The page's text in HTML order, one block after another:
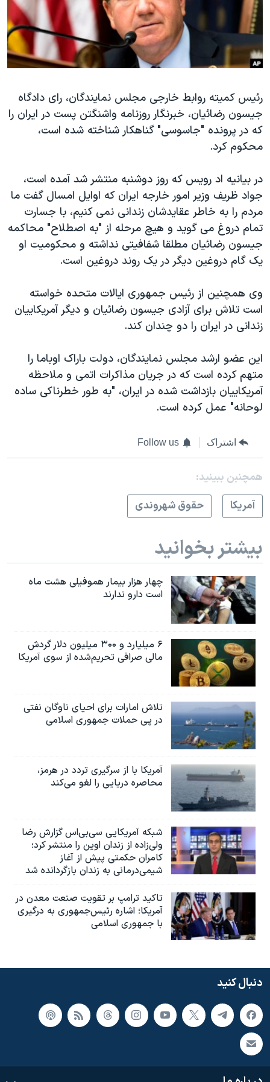
فرهنگ و زندگی
حقوق شهروندی
اسرائیل در جنگ
گالری عکس
آرشیو پخش زنده
مستندها
انتخابات ریاست جمهوری آمریکا ۲۰۲۴
حمله جمهوری اسلامی به اسرائیل
ورزش زنان در ایران
اعتراضات زن، زندگی، آزادی
مجموعه مستندهای دادخواهی
دادگاه حمید نوری
چهل سال گروگان‌گیری
قانون شفافیت دارائی کادر رهبری ایران
اعتراضات مردمی آبان ۹۸
نرگس محمدی برنده جایزه نوبل صلح
همایش محافظه‌کاران آمریکا «سی‌پک»
سفر پرزیدنت ترامپ به چین
دنبال کنید
زبانهای مختلف
رئیس کمیته روابط خارجی مجلس نمایندگان، رای دادگاه
جیسون رضائیان، خبرنگار روزنامه واشنگتن پست در ایران را
که در پرونده "جاسوسی" گناهکار شناخته شده است،
محکوم کرد.
در بیانیه اد رویس که روز دوشنبه منتشر شد آمده است،
جواد ظریف وزیر امور خارجه ایران که اوایل امسال گفت ما
مردم را به خاطر عقایدشان زندانی نمی کنیم، با جسارت
تمام دروغ می گوید و هیچ مرحله از "به اصطلاح" محاکمه
جیسون رضائیان مطلقا شفافیتی نداشته و محکومیت او
یک گام دروغین دیگر در یک روند دروغین است.
​وی همچنین از رئیس جمهوری ایالات متحده خواسته
است تلاش برای آزادی جیسون رضائیان و دیگر آمریکاییان
زندانی در ایران را دو چندان کند.
این عضو ارشد مجلس نمایندگان، دولت باراک اوباما را
متهم کرده است که در جریان مذاکرات اتمی و ملاحظه
آمریکاییان بازداشت شده در ایران، "به طور خطرناکی ساده
لوحانه" عمل کرده است.
اشتراک Follow us
همچنبن ببینید:
آمريکا
حقوق شهروندی
بیشتر بخوانید
چهار هزار بیمار هموفیلی هشت ماه
است دارو ندارند
۶ میلیارد و ۳۰۰ میلیون دلار گردش
مالی صرافی تحریم‌شده از سوی آمریکا
تلاش امارات برای احیای ناوگان نفتی
در پی حملات جمهوری اسلامی
آمریکا با از سرگیری تردد در هرمز،
محاصره دریایی را لغو می‌کند
شبکه آمریکایی سی‌بی‌‌اس گزارش رضا
ولی‌زاده از زندان اوین را منتشر کرد؛
کامران حکمتی پیش از آغاز
شیمی‌درمانی به زندان بازگردانده شد
تاکید ترامپ بر تقویت صنعت معدن در
آمریکا؛ اشاره رئیس‌جمهوری به درگیری
با جمهوری اسلامی
دنبال کنید